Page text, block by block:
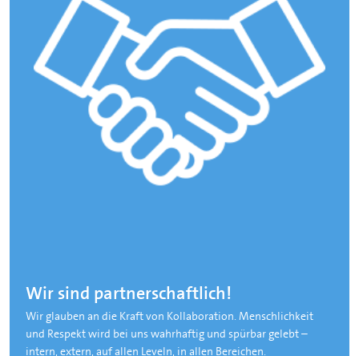
Wir sind partnerschaftlich!
Wir glauben an die Kraft von Kollaboration. Menschlichkeit
und Respekt wird bei uns wahrhaftig und spürbar gelebt –
intern, extern, auf allen Leveln, in allen Bereichen.